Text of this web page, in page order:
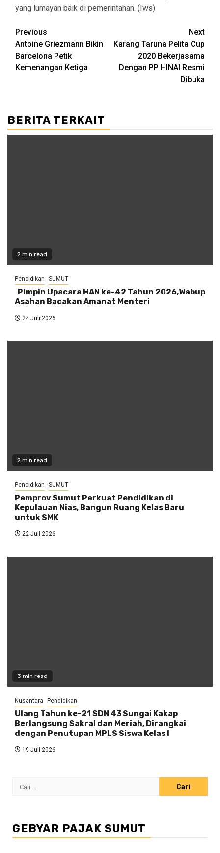
yang lumayan baik di pemerintahan. (Iws)
Post
navigation
Previous
Antoine Griezmann Bikin
Barcelona Petik
Kemenangan Ketiga
Next
Karang Taruna Pelita Cup
2020 Bekerjasama
Dengan PP HINAI Resmi
Dibuka
BERITA TERKAIT
2 min read
Pendidikan SUMUT
‎ ‎ Pimpin Upacara HAN ke-42 Tahun 2026,Wabup
Asahan Bacakan Amanat Menteri
24 Juli 2026
2 min read
Pendidikan SUMUT
Pemprov Sumut Perkuat Pendidikan di
Kepulauan Nias, Bangun Ruang Kelas Baru
untuk SMK
22 Juli 2026
3 min read
Nusantara Pendidikan
Ulang Tahun ke-21 SDN 43 Sungai Kakap
Berlangsung Sakral dan Meriah, Dirangkai
dengan Penutupan MPLS Siswa Kelas I
19 Juli 2026
Cari
GEBYAR PAJAK SUMUT